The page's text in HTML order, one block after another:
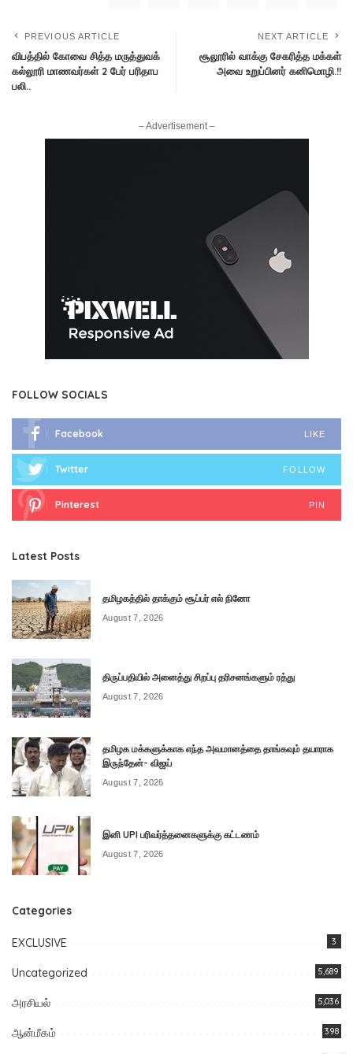
PREVIOUS ARTICLE
விபத்தில் கோவை சித்த மருத்துவக்
கல்லூரி மாணவர்கள் 2 பேர் பரிதாப
பலி..
NEXT ARTICLE
சூலூரில் வாக்கு சேகரித்த மக்கள்
அவை உறுப்பினர் கனிமொழி.!!
– Advertisement –
FOLLOW SOCIALS
Facebook LIKE
Twitter FOLLOW
Pinterest PIN
Latest Posts
தமிழகத்தில் தாக்கும் சூப்பர் எல் நினோ
August 7, 2026
திருப்பதியில் அனைத்து சிறப்பு தரிசனங்களும் ரத்து
August 7, 2026
தமிழக மக்களுக்காக எந்த அவமானத்தை தாங்கவும் தயாராக
இருந்தேன்- விஜய்
August 7, 2026
இனி UPI பரிவர்த்தனைகளுக்கு கட்டணம்
August 7, 2026
Categories
EXCLUSIVE 3
Uncategorized 5,689
அரசியல் 5,036
ஆன்மீகம் 398